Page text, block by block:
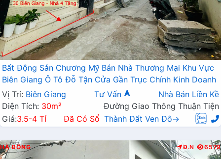
Bất Động Sản Chương Mỹ Bán Nhà Thương Mại Khu Vực
Biên Giang Ô Tô Đỗ Tận Cửa Gần Trục Chính Kinh Doanh
Vị Trí: Biên Giang Tư Vấn
Nhà Bán Liền Kề
Diện Tích: 30m²
Đường Giao Thông Thuận Tiện
Giá:3.5-4 Tỉ Đã Có Sổ Thành Đất Ven Đô→
HÀ ĐÔNG Đ.N 6579